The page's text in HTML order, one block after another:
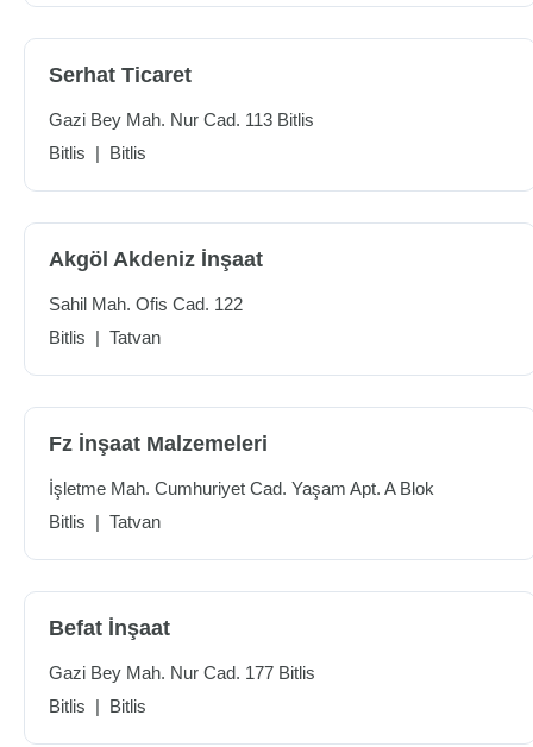
Serhat Ticaret
Gazi Bey Mah. Nur Cad. 113 Bitlis
Bitlis | Bitlis
Akgöl Akdeniz İnşaat
Sahil Mah. Ofis Cad. 122
Bitlis | Tatvan
Fz İnşaat Malzemeleri
İşletme Mah. Cumhuriyet Cad. Yaşam Apt. A Blok
Bitlis | Tatvan
Befat İnşaat
Gazi Bey Mah. Nur Cad. 177 Bitlis
Bitlis | Bitlis